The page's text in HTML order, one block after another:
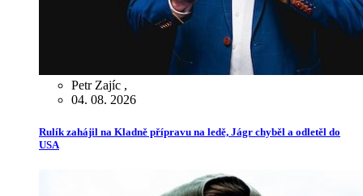
Petr Zajíc ,
04. 08. 2026
Rulík zahájil na Kladně přípravu na ledě, Jágr chyběl a odletěl do
USA